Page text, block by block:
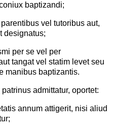
baptizandi;
vel tutoribus aut,
designatus;
per se vel per
tangat vel statim levet seu
manibus baptizantis.
admittatur, oportet:
annum attigerit, nisi aliud